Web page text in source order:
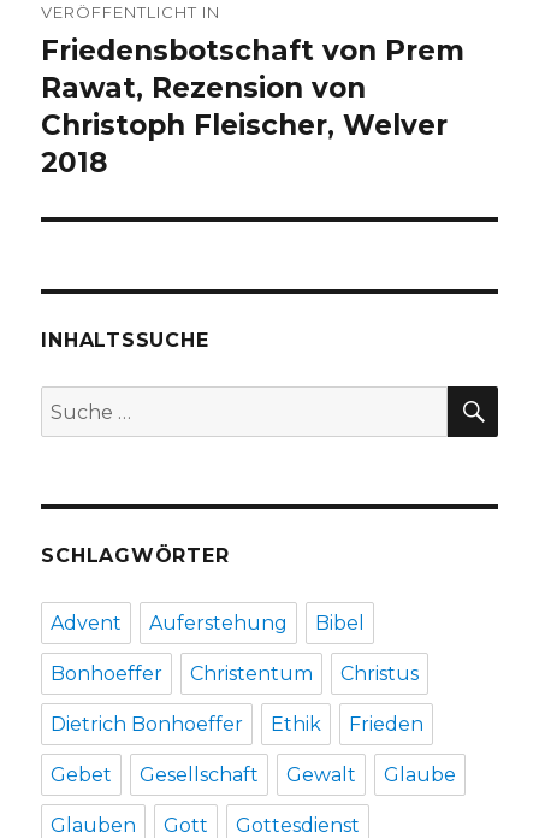
VERÖFFENTLICHT IN
Friedensbotschaft von Prem
Rawat, Rezension von
Christoph Fleischer, Welver
2018
INHALTSSUCHE
Suche
nach:
SCHLAGWÖRTER
Advent Auferstehung Bibel
Bonhoeffer Christentum Christus
Dietrich Bonhoeffer Ethik Frieden
Gebet Gesellschaft Gewalt Glaube
Glauben Gott Gottesdienst